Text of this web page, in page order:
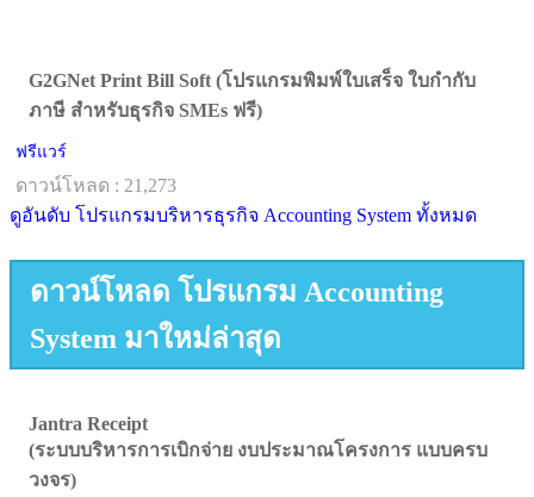
G2GNet Print Bill Soft (โปรแกรมพิมพ์ใบเสร็จ ใบกำกับ
ภาษี สำหรับธุรกิจ SMEs ฟรี)
ฟรีแวร์
ดาวน์โหลด : 21,273
ดูอันดับ โปรแกรมบริหารธุรกิจ Accounting System ทั้งหมด
ดาวน์โหลด โปรแกรม Accounting
System มาใหม่ล่าสุด
Jantra Receipt
(ระบบบริหารการเบิกจ่าย งบประมาณโครงการ แบบครบ
วงจร)